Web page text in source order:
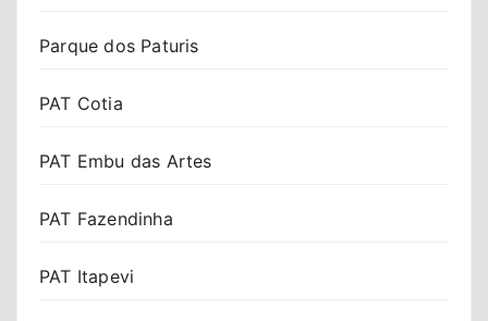
Parque dos Paturis
PAT Cotia
PAT Embu das Artes
PAT Fazendinha
PAT Itapevi